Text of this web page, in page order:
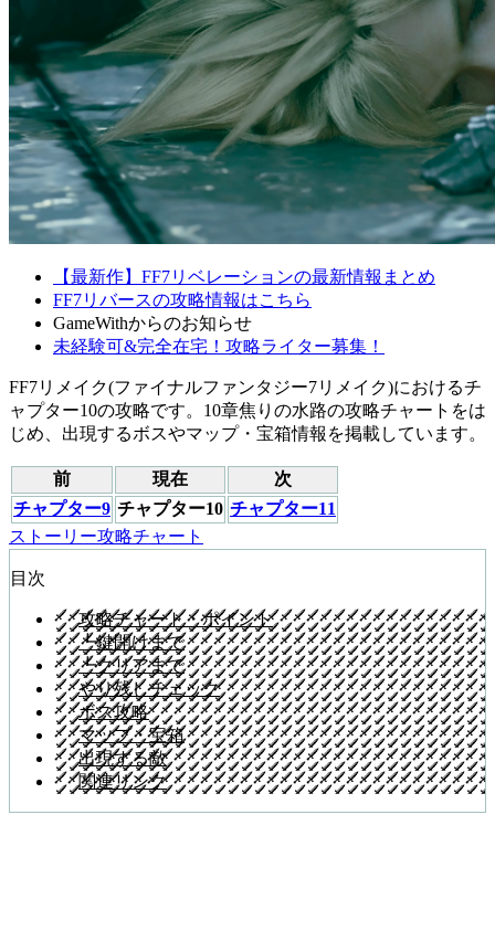
【最新作】FF7リベレーションの最新情報まとめ
FF7リバースの攻略情報はこちら
GameWithからのお知らせ
未経験可&完全在宅！攻略ライター募集！
FF7リメイク(ファイナルファンタジー7リメイク)におけるチ
ャプター10の攻略です。10章焦りの水路の攻略チャートをは
じめ、出現するボスやマップ・宝箱情報を掲載しています。
前 現在
次
チャプター9 チャプター10 チャプター11
ストーリー攻略チャート
目次
攻略チャート・ポイント
┗鍵開けまで
┗クリアまで
やり残しチェック
ボス攻略
マップ・宝箱
出現する敵
関連リンク